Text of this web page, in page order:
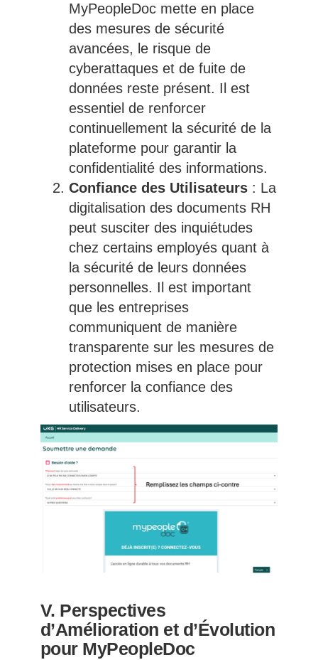
MyPeopleDoc mette en place
des mesures de sécurité
avancées, le risque de
cyberattaques et de fuite de
données reste présent. Il est
essentiel de renforcer
continuellement la sécurité de la
plateforme pour garantir la
confidentialité des informations.
Confiance des Utilisateurs: La
digitalisation des documents RH
peut susciter des inquiétudes
chez certains employés quant à
la sécurité de leurs données
personnelles. Il est important
que les entreprises
communiquent de manière
transparente sur les mesures de
protection mises en place pour
renforcer la confiance des
utilisateurs.
V. Perspectives
d’Amélioration et d’Évolution
pour MyPeopleDoc